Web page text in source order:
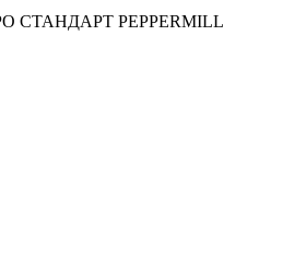
СТАНДАРТ PEPPERMILL